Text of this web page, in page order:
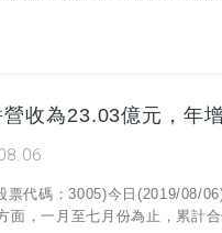
收為23.03億元，年
票代碼：3005)今日(2019/08/
面，一月至七月份為止，累計